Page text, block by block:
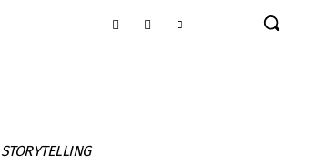
STORYTELLING